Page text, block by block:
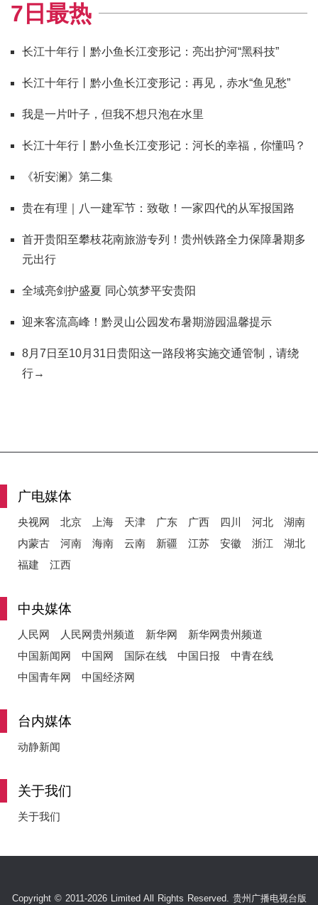
7日最热
长江十年行丨黔小鱼长江变形记：亮出护河“黑科技”
长江十年行丨黔小鱼长江变形记：再见，赤水“鱼见愁”
我是一片叶子，但我不想只泡在水里
长江十年行丨黔小鱼长江变形记：河长的幸福，你懂吗？
《祈安澜》第二集
贵在有理｜八一建军节：致敬！一家四代的从军报国路
首开贵阳至攀枝花南旅游专列！贵州铁路全力保障暑期多
元出行
全域亮剑护盛夏 同心筑梦平安贵阳
迎来客流高峰！黔灵山公园发布暑期游园温馨提示
8月7日至10月31日贵阳这一路段将实施交通管制，请绕
行→
广电媒体
央视网 北京 上海 天津 广东 广西 四川 河北
湖南
内蒙古
河南 海南 云南 新疆 江苏 安徽 浙江
湖北
福建
江西
中央媒体
人民网 人民网贵州频道 新华网
新华网贵州频道
中国新闻网
中国网 国际在线 中国日报
中青在线
中国青年网
中国经济网
台内媒体
动静新闻
关于我们
关于我们
Copyright © 2011-2026 Limited All Rights Reserved. 贵州广播电视台版